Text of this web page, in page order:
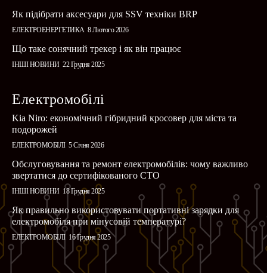
Як підібрати аксесуари для SSV техніки BRP
ЕЛЕКТРОЕНЕРГЕТИКА 8 Лютого 2026
Що таке сонячний трекер і як він працює
ІНШІ НОВИНИ 22 Грудня 2025
Електромобілі
Kia Niro: економічний гібридний кросовер для міста та
подорожей
ЕЛЕКТРОМОБІЛІ 5 Січня 2026
Обслуговування та ремонт електромобілів: чому важливо
звертатися до сертифікованого СТО
ІНШІ НОВИНИ 18 Грудня 2025
Як правильно використовувати портативні зарядки для
електромобіля при мінусовій температурі?
ЕЛЕКТРОМОБІЛІ 16 Грудня 2025